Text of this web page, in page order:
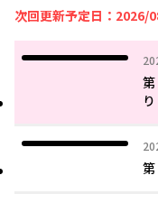
そんな太陽に曜は
誰にも言えなかった自分
かつて伝説だった“幻の
青春×ガールズバンド×
次回更新予定日：2026/
り